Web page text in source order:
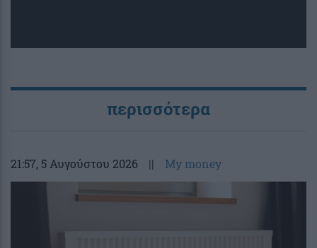
περισσότερα
21:57, 5 Αυγούστου 2026 || My money